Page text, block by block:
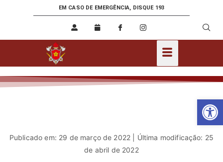
EM CASO DE EMERGÊNCIA, DISQUE 193
Publicado em: 29 de março de 2022 | Última modificação: 25
de abril de 2022